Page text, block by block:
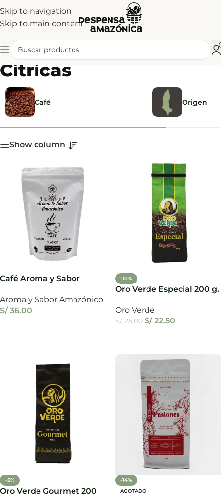
Skip to navigation
Skip to main content
Cítricas
Café Origen
Show column
Café Aroma y Sabor
Aroma y Sabor Amazónico
S/36.00
-10%
Oro Verde Especial 200 g.
Oro Verde
S/25.00 S/ 22.50
-5%
Oro Verde Gourmet 200
-14%
AGOTADO